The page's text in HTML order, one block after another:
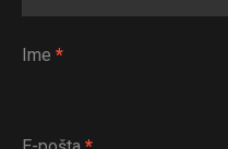
Ime *